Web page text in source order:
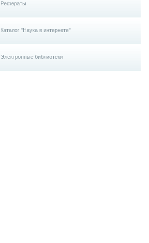
Рефераты
Каталог "Наука в интернете"
Электронные библиотеки